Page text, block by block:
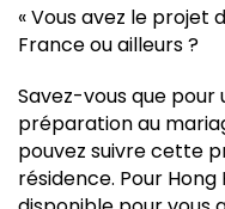
« Vous avez le projet
France ou ailleurs ?
Savez-vous que pour
préparation au
pouvez suivre cette
résidence. Pour